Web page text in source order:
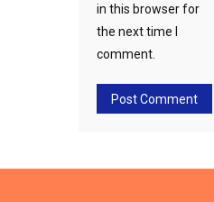
in this browser for
the next time I
comment.